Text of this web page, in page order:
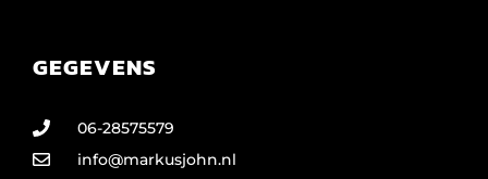
GEGEVENS
06-28575579
info@markusjohn.nl